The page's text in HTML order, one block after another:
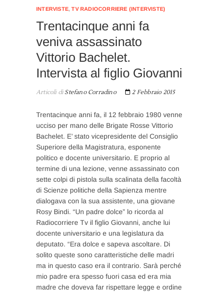
INTERVISTE,TV RADIOCORRIERE (INTERVISTE)
Trentacinque anni fa
veniva assassinato
Vittorio Bachelet.
Intervista al figlio Giovanni
Articoli diStefano Corradino 2 Febbraio 2015
Trentacinque anni fa, il 12 febbraio 1980 venne
ucciso per mano delle Brigate Rosse Vittorio
Bachelet. E’ stato vicepresidente del Consiglio
Superiore della Magistratura, esponente
politico e docente universitario. E proprio al
termine di una lezione, venne assassinato con
sette colpi di pistola sulla scalinata della facoltà
di Scienze politiche della Sapienza mentre
dialogava con la sua assistente, una giovane
Rosy Bindi. “Un padre dolce” lo ricorda al
Radiocorriere Tv il figlio Giovanni, anche lui
docente universitario e una legislatura da
deputato. “Era dolce e sapeva ascoltare. Di
solito queste sono caratteristiche delle madri
ma in questo caso era il contrario. Sarà perché
mio padre era spesso fuori casa ed era mia
madre che doveva far rispettare legge e ordine